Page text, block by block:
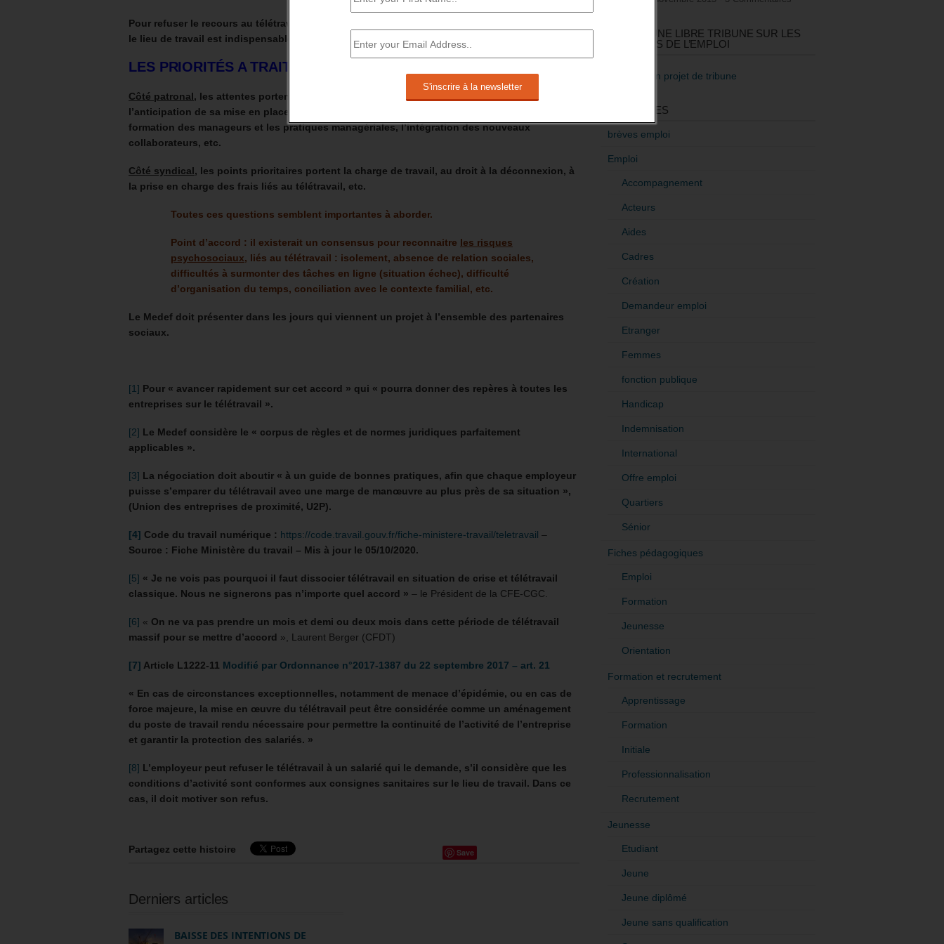
Pour refuser le recours au télétravail, il doit être en mesure de démontrer que la présence sur
le lieu de travail est indispensable au fonctionnement de l’activité [8]
LES PRIORITÉS A TRAITER DIVERGENT.
Côté patronal, les attentes portent sur le volontariat, la réversibilité du télétravail,
l’anticipation de sa mise en place, la diversité des lieux de travail (coworking, tiers lieux), la
formation des manageurs et les pratiques managériales, l’intégration des nouveaux
collaborateurs, etc.
Côté syndical, les points prioritaires portent la charge de travail, au droit à la déconnexion, à
la prise en charge des frais liés au télétravail, etc.
Toutes ces questions semblent importantes à aborder.
Point d’accord : il existerait un consensus pour reconnaitre les risques
psychosociaux, liés au télétravail : isolement, absence de relation sociales,
difficultés à surmonter des tâches en ligne (situation échec), difficulté
d’organisation du temps, conciliation avec le contexte familial, etc.
Le Medef doit présenter dans les jours qui viennent un projet à l’ensemble des partenaires
sociaux.
[1] Pour « avancer rapidement sur cet accord » qui « pourra donner des repères à toutes les
entreprises sur le télétravail ».
[2] Le Medef considère le « corpus de règles et de normes juridiques parfaitement
applicables ».
[3] La négociation doit aboutir « à un guide de bonnes pratiques, afin que chaque employeur
puisse s’emparer du télétravail avec une marge de manœuvre au plus près de sa situation »,
(Union des entreprises de proximité, U2P).
[4] Code du travail numérique : https://code.travail.gouv.fr/fiche-ministere-travail/teletravail –
Source : Fiche Ministère du travail – Mis à jour le 05/10/2020.
[5] « Je ne vois pas pourquoi il faut dissocier télétravail en situation de crise et télétravail
classique. Nous ne signerons pas n’importe quel accord » – le Président de la CFE-CGC.
[6] « On ne va pas prendre un mois et demi ou deux mois dans cette période de télétravail
massif pour se mettre d’accord », Laurent Berger (CFDT)
[7] Article L1222-11 Modifié par Ordonnance n°2017-1387 du 22 septembre 2017 – art. 21
« En cas de circonstances exceptionnelles, notamment de menace d’épidémie, ou en cas de
force majeure, la mise en œuvre du télétravail peut être considérée comme un aménagement
du poste de travail rendu nécessaire pour permettre la continuité de l’activité de l’entreprise
et garantir la protection des salariés. »
[8] L’employeur peut refuser le télétravail à un salarié qui le demande, s’il considère que les
conditions d’activité sont conformes aux consignes sanitaires sur le lieu de travail. Dans ce
cas, il doit motiver son refus.
Partagez cette histoire Save
Derniers articles
BAISSE DES INTENTIONS DE
RÉDIGEZ UNE LIBRE TRIBUNE SUR LES
POLITIQUES DE L’EMPLOI
>Décrire mon projet de tribune
CATÉGORIES
brèves emploi
Emploi
Accompagnement
Acteurs
Aides
Cadres
Création
Demandeur emploi
Etranger
Femmes
fonction publique
Handicap
Indemnisation
International
Offre emploi
Quartiers
Sénior
Fiches pédagogiques
Emploi
Formation
Jeunesse
Orientation
Formation et recrutement
Apprentissage
Formation
Initiale
Professionnalisation
Recrutement
Jeunesse
Etudiant
Jeune
Jeune diplômé
Jeune sans qualification